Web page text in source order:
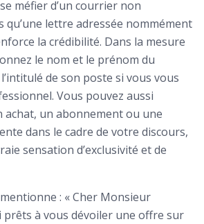
méfier d’un courrier non
qu’une lettre adressée nommément
la crédibilité. Dans la mesure
le nom et le prénom du
de son poste si vous vous
Vous pouvez aussi
achat, un abonnement ou une
dans le cadre de votre discours,
sensation d’exclusivité et de
: « Cher Monsieur
prêts à vous dévoiler une offre sur